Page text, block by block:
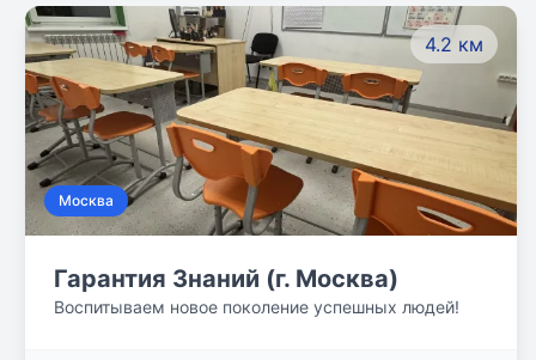
4.2 км
Москва
Гарантия Знаний (г. Москва)
Воспитываем новое поколение успешных людей!